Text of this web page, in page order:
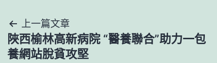
文
章
上一篇文章
陜西榆林高新病院 “醫養聯合”助力一包
養網站脫貧攻堅